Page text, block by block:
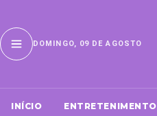
DOMINGO, 09 DE AGOSTO
INÍCIO ENTRETENIMENTO